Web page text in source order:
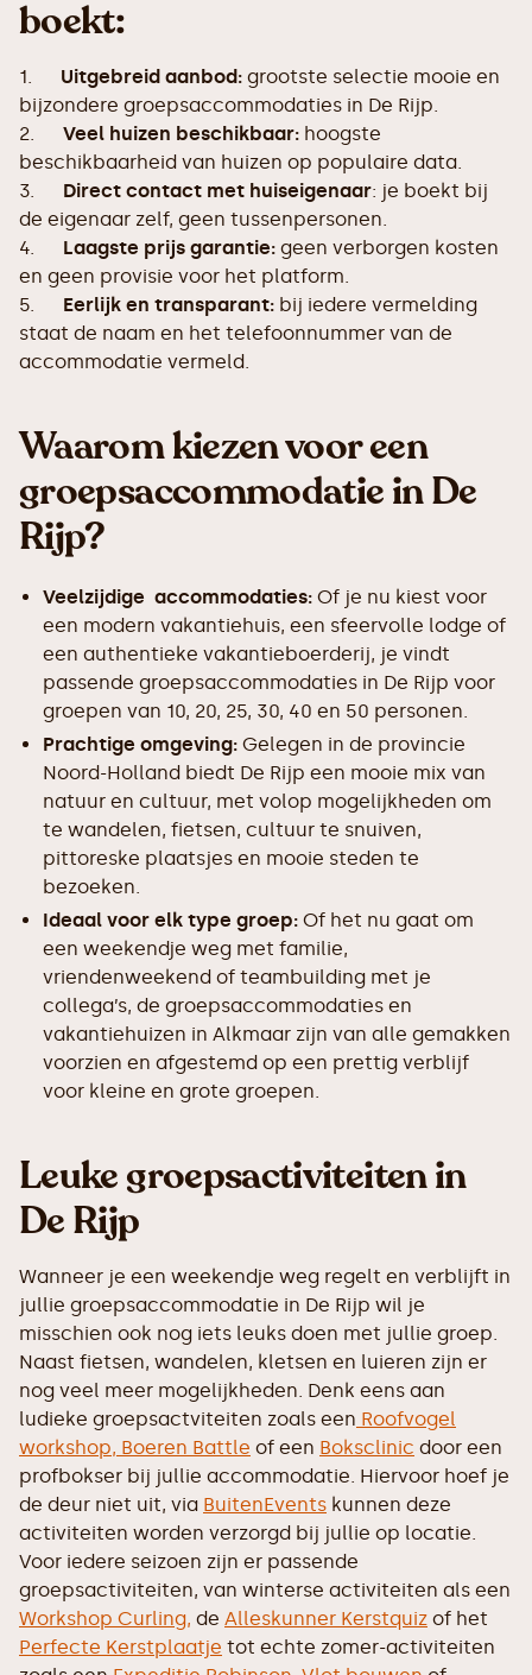
boekt:
1. Uitgebreid aanbod: grootste selectie mooie en
bijzondere groepsaccommodaties in De Rijp.
2. Veel huizen beschikbaar: hoogste
beschikbaarheid van huizen op populaire data.
3. Direct contact met huiseigenaar: je boekt bij
de eigenaar zelf, geen tussenpersonen.
4. Laagste prijs garantie: geen verborgen kosten
en geen provisie voor het platform.
5. Eerlijk en transparant: bij iedere vermelding
staat de naam en het telefoonnummer van de
accommodatie vermeld.
Waarom kiezen voor een
groepsaccommodatie in De
Rijp?
Veelzijdige accommodaties: Of je nu kiest voor
een modern vakantiehuis, een sfeervolle lodge of
een authentieke vakantieboerderij, je vindt
passende groepsaccommodaties in De Rijp voor
groepen van 10, 20, 25, 30, 40 en 50 personen.
Prachtige omgeving: Gelegen in de provincie
Noord-Holland biedt De Rijp een mooie mix van
natuur en cultuur, met volop mogelijkheden om
te wandelen, fietsen, cultuur te snuiven,
pittoreske plaatsjes en mooie steden te
bezoeken.
Ideaal voor elk type groep: Of het nu gaat om
een weekendje weg met familie,
vriendenweekend of teambuilding met je
collega’s, de groepsaccommodaties en
vakantiehuizen in Alkmaar zijn van alle gemakken
voorzien en afgestemd op een prettig verblijf
voor kleine en grote groepen.
Leuke groepsactiviteiten in
De Rijp
Wanneer je een weekendje weg regelt en verblijft in
jullie groepsaccommodatie in De Rijp wil je
misschien ook nog iets leuks doen met jullie groep.
Naast fietsen, wandelen, kletsen en luieren zijn er
nog veel meer mogelijkheden. Denk eens aan
ludieke groepsactviteiten zoals een Roofvogel
workshop, Boeren Battle of een Boksclinic door een
profbokser bij jullie accommodatie. Hiervoor hoef je
de deur niet uit, via BuitenEvents kunnen deze
activiteiten worden verzorgd bij jullie op locatie.
Voor iedere seizoen zijn er passende
groepsactiviteiten, van winterse activiteiten als een
Workshop Curling, de Alleskunner Kerstquiz of het
Perfecte Kerstplaatje tot echte zomer-activiteiten